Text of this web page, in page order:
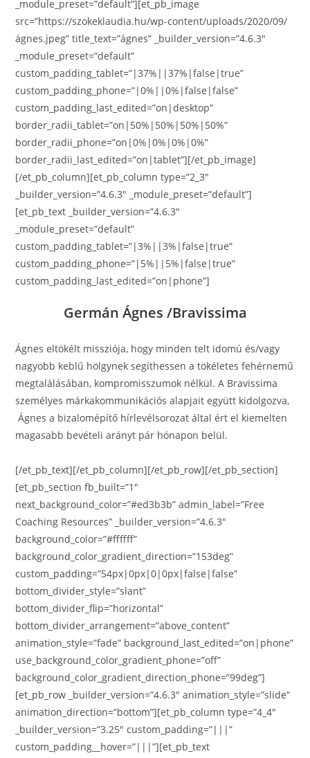
_module_preset=”default”][et_pb_image
src=”https://szokeklaudia.hu/wp-content/uploads/2020/09/
ágnes.jpeg” title_text=”ágnes” _builder_version=”4.6.3″
_module_preset=”default”
custom_padding_tablet=”|37%||37%|false|true”
custom_padding_phone=”|0%||0%|false|false”
custom_padding_last_edited=”on|desktop”
border_radii_tablet=”on|50%|50%|50%|50%”
border_radii_phone=”on|0%|0%|0%|0%”
border_radii_last_edited=”on|tablet”][/et_pb_image]
[/et_pb_column][et_pb_column type=”2_3″
_builder_version=”4.6.3″ _module_preset=”default”]
[et_pb_text _builder_version=”4.6.3″
_module_preset=”default”
custom_padding_tablet=”|3%||3%|false|true”
custom_padding_phone=”|5%||5%|false|true”
custom_padding_last_edited=”on|phone”]
Germán Ágnes /Bravissima
Ágnes eltökélt missziója, hogy minden telt idomú és/vagy
nagyobb keblű hölgynek segíthessen a tökéletes fehérnemű
megtalálásában, kompromisszumok nélkül. A Bravissima
személyes márkakommunikációs alapjait együtt kidolgozva,
Ágnes a bizalomépítő hírlevélsorozat által ért el kiemelten
magasabb bevételi arányt pár hónapon belül.
[/et_pb_text][/et_pb_column][/et_pb_row][/et_pb_section]
[et_pb_section fb_built=”1″
next_background_color=”#ed3b3b” admin_label=”Free
Coaching Resources” _builder_version=”4.6.3″
background_color=”#ffffff”
background_color_gradient_direction=”153deg”
custom_padding=”54px|0px|0|0px|false|false”
bottom_divider_style=”slant”
bottom_divider_flip=”horizontal”
bottom_divider_arrangement=”above_content”
animation_style=”fade” background_last_edited=”on|phone”
use_background_color_gradient_phone=”off”
background_color_gradient_direction_phone=”99deg”]
[et_pb_row _builder_version=”4.6.3″ animation_style=”slide”
animation_direction=”bottom”][et_pb_column type=”4_4″
_builder_version=”3.25″ custom_padding=”|||”
custom_padding__hover=”|||”][et_pb_text